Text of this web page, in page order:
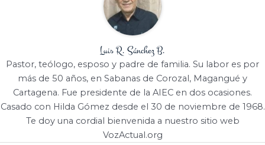
Luis R. Sánchez B.
Pastor, teólogo, esposo y padre de familia. Su labor es por
más de 50 años, en Sabanas de Corozal, Magangué y
Cartagena. Fue presidente de la AIEC en dos ocasiones.
Casado con Hilda Gómez desde el 30 de noviembre de 1968.
Te doy una cordial bienvenida a nuestro sitio web
VozActual.org